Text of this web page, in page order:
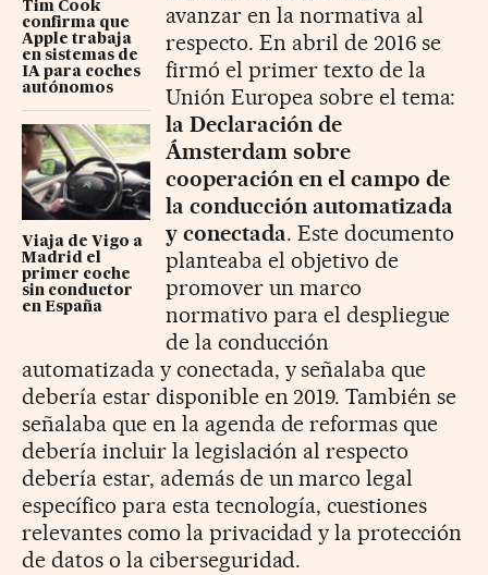
Tim Cook
confirma que
Apple trabaja
en sistemas de
IA para coches
autónomos
Viaja de Vigo a
Madrid el
primer coche
sin conductor
en España
avanzar en la normativa al
respecto. En abril de 2016 se
firmó el primer texto de la
Unión Europea sobre el tema:
la Declaración de
Ámsterdam sobre
cooperación en el campo de
la conducción automatizada
y conectada. Este documento
planteaba el objetivo de
promover un marco
normativo para el despliegue
de la conducción
automatizada y conectada, y señalaba que
debería estar disponible en 2019. También se
señalaba que en la agenda de reformas que
debería incluir la legislación al respecto
debería estar, además de un marco legal
específico para esta tecnología, cuestiones
relevantes como la privacidad y la protección
de datos o la ciberseguridad.